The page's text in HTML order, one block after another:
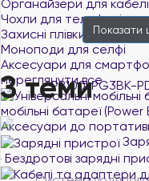
Органайзери для
Чохли для телефонів
Захисні плівки та скло
Моноподи для селфі
Аксесуари для
переглянути все
мобільні батареї (Power
Аксесуари до
Бездротові зарядні
Показати
З теми